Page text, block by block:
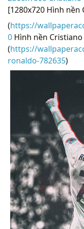
[1280x720 Hình nền
(https://
0 Hình nền Cristiano
(https://
ronaldo-782635)